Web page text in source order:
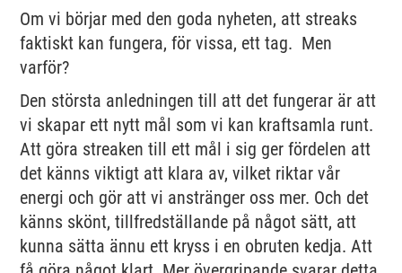
Om vi börjar med den goda nyheten, att streaks
faktiskt kan fungera, för vissa, ett tag. Men
varför?
Den största anledningen till att det fungerar är att
vi skapar ett nytt mål som vi kan kraftsamla runt.
Att göra streaken till ett mål i sig ger fördelen att
det känns viktigt att klara av, vilket riktar vår
energi och gör att vi anstränger oss mer. Och det
känns skönt, tillfredställande på något sätt, att
kunna sätta ännu ett kryss i en obruten kedja. Att